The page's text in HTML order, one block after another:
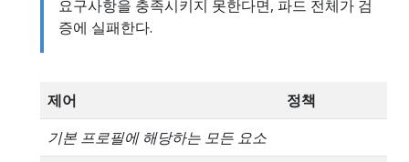
요구사항을 충족시키지 못한다면, 파드 전체가 검
증에 실패한다.
제어
정책
기본 프로필에 해당하는 모든 요소